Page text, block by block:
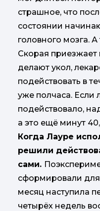
страшное, что
состоянии
головного мозга. А
Скорая приезжает
делают укол,
подействовать в
уже полчаса. Если
подействовало,
а это ещё минут
Когда Лауре
решили
сами.
сформировали
месяц наступила
четырёх недель